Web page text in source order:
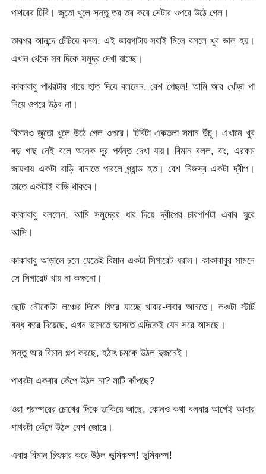
পাথরের ঢিবি। জুতো খুলে সন্তু তর তর করে সেটার ওপরে উঠে গেল।
তারপর আনন্দে চেঁচিয়ে বলল, এই জায়গাটায় সবাই মিলে বসলে খুব ভাল হয়।
এখান থেকে সব দিকে সমুদ্র দেখা যাচ্ছে।
কাকাবাবু পাথরটার গায়ে হাত দিয়ে বললেন, বেশ পেছল! আমি আর খোঁড়া পা
নিয়ে ওপরে উঠব না।
বিমানও জুতো খুলে উঠে গেল ওপরে। ঢিবিটা একতলা সমান উঁচু। এখানে খুব
বড় গাছ নেই বলে অনেক দূর পর্যন্ত দেখা যায়। বিমান বলল, বাঃ, এরকম
জায়গায় একটা বাড়ি বানাতে পারলে গ্র্যান্ড হত। বেশ নিজস্ব একটা দ্বীপ।
তাতে একটাই বাড়ি থাকবে।
কাকাবাবু বললেন, আমি সমুদ্রের ধার দিয়ে দ্বীপের চারপাশটা এবার ঘুরে
আসি।
কাকাবাবু আড়ালে চলে যেতেই বিমান একটা সিগারেট ধরাল। কাকাবাবুর সামনে
সে সিগারেট খায় না কক্ষনো।
ছোট নৌকোটা লঞ্চের দিকে ফিরে যাচ্ছে খাবার-দাবার আনতে। লঞ্চটা স্টার্ট
বন্ধ করে দিয়েছে, এখন ভাসতে ভাসতে এদিকেই যেন সরে আসছে।
সন্তু আর বিমান গল্প করছে, হঠাৎ চমকে উঠল দুজনেই।
পাথরটা একবার কেঁপে উঠল না? মাটি কাঁপছে?
ওরা পরস্পরের চোখের দিকে তাকিয়ে আছে, কোনও কথা বলবার আগেই আবার
পাথরটা কেঁপে উঠল বেশ জোরে।
এবার বিমান চিৎকার করে উঠল ভূমিকম্প! ভূমিকম্প!